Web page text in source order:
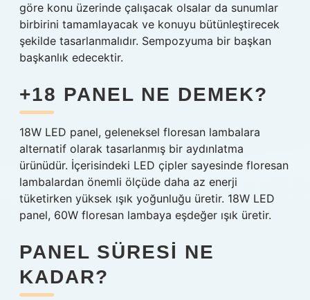
göre konu üzerinde çalışacak olsalar da sunumlar
birbirini tamamlayacak ve konuyu bütünleştirecek
şekilde tasarlanmalıdır. Sempozyuma bir başkan
başkanlık edecektir.
+18 PANEL NE DEMEK?
18W LED panel, geleneksel floresan lambalara
alternatif olarak tasarlanmış bir aydınlatma
ürünüdür. İçerisindeki LED çipler sayesinde floresan
lambalardan önemli ölçüde daha az enerji
tüketirken yüksek ışık yoğunluğu üretir. 18W LED
panel, 60W floresan lambaya eşdeğer ışık üretir.
PANEL SÜRESI NE
KADAR?